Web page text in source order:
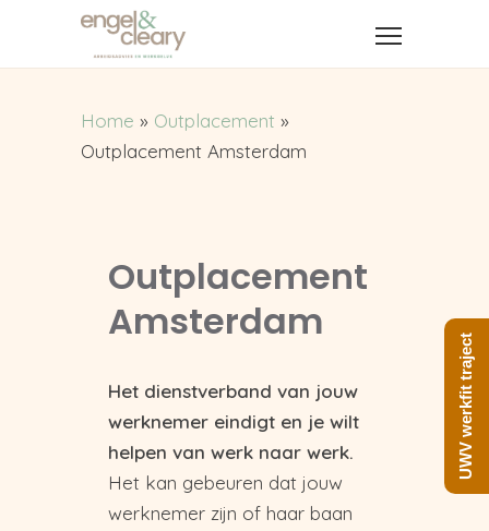
Home » Outplacement »
Outplacement Amsterdam
Outplacement
Amsterdam
Het dienstverband van jouw
werknemer eindigt en je wilt
helpen van werk naar werk.
Het kan gebeuren dat jouw
werknemer zijn of haar baan
UWV werkfit traject